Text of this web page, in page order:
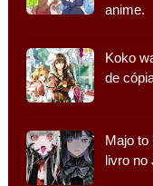
anime.
Koko
de
Majo to
livro no